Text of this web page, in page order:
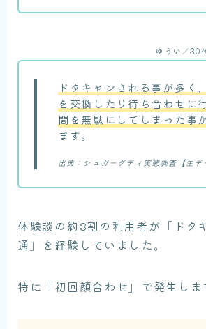
ドタキャンされる事が多く
を交換したり待ち合わせに
間を無駄にしてしまった事
ます。
出典：シュガーダディ実態調査【生デ
ゆうい／30
体験談の約3割の利用者が「ドタ
通」を経験していました。
特に「初回顔合わせ」で発生しま